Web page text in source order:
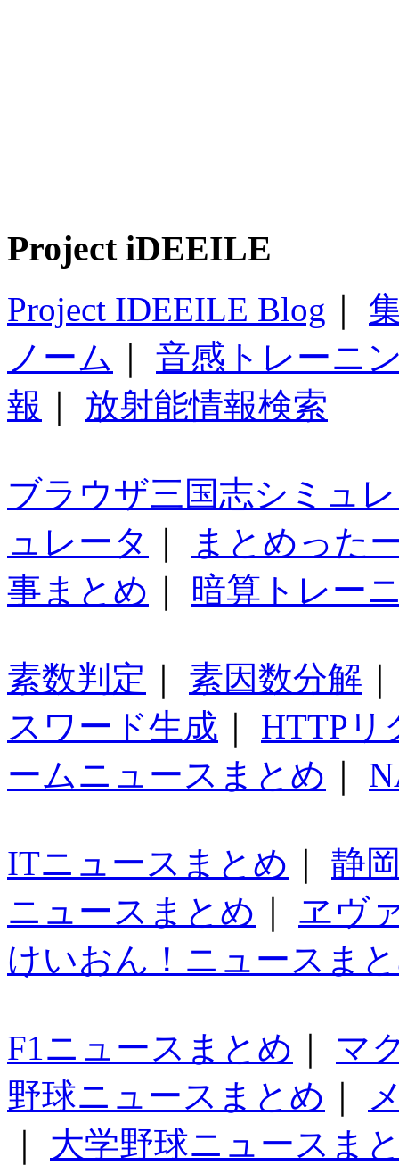
Project iDEEILE
Project IDEEILE Blog
ノーム
音感トレーニ
報
放射能情報検索
ブラウザ三国志シミュ
ュレータ
まとめった
事まとめ
暗算トレー
素数判定 素因数分解
スワード生成
HTTPリ
ームニュースまとめ
ITニュースまとめ
静
ニュースまとめ
ヱヴ
けいおん！ニュースま
F1ニュースまとめ
マ
野球ニュースまとめ
大学野球ニュースま